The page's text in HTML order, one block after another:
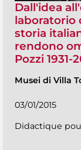
Dall'idea
laboratorio
storia
rendono
Pozzi 1931-
Musei di Villa
03/01/2015
Didactique